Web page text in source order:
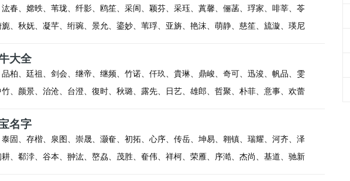
春、嫦昳、苇珑、纤影、鸥笙、采訚、颖芬、采珏、蒖馨、俪菡、琈家、啡莘、苓
、秋妩、凝芊、绗琬、景允、鎏妙、苇琈、亚旃、艳沫、萌静、慈笙、旈漩、瑛尼
大全
柏、廷祖、剑会、继帝、继频、竹诺、仟玖、貴琳、鼎峻、奇可、迅浚、帆品、雯
、颜景、治沧、台澄、復时、秋璐、露先、日艺、雄郎、哲聚、朴菲、意事、欢蕾
名字
固、存楷、泉图、崇晟、灏奞、初拓、心序、传岳、坤易、翱镇、瑞耀、河齐、泽
、郗浡、谷本、翀汯、嶅劦、茂胜、奞伟、祥柯、荣雁、序澔、杰尚、基道、驰新